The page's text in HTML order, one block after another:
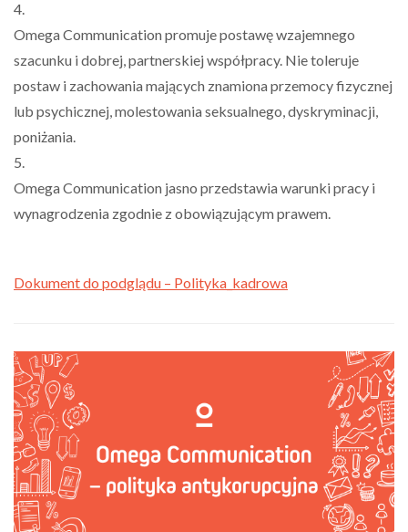
4.
Omega Communication promuje postawę wzajemnego
szacunku i dobrej, partnerskiej współpracy. Nie toleruje
postaw i zachowania mających znamiona przemocy fizycznej
lub psychicznej, molestowania seksualnego, dyskryminacji,
poniżania.
5.
Omega Communication jasno przedstawia warunki pracy i
wynagrodzenia zgodnie z obowiązującym prawem.
Dokument do podglądu – Polityka_kadrowa